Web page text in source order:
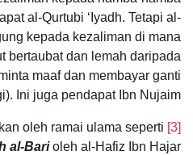
al-Qurtubi ‘Iyadh. Tetapi al-
kepada kezaliman di mana
bertaubat dan lemah daripada
maaf dan membayar ganti
Ini juga pendapat Ibn Nujaim.
[3]
oleh ramai ulama seperti
al-Barioleh al-Hafiz Ibn Hajar